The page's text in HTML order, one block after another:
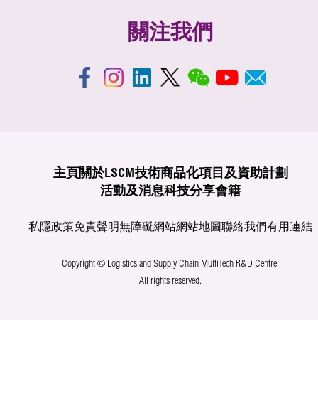
關注我們
主頁 關於LSCM技術商品化項目及資助計劃
活動及消息科技分享會籍
私隱政策免責聲明無障礙網站網站地圖聯絡我們有用連結
Copyright © Logistics and Supply Chain MultiTech R&D Centre.
All rights reserved.